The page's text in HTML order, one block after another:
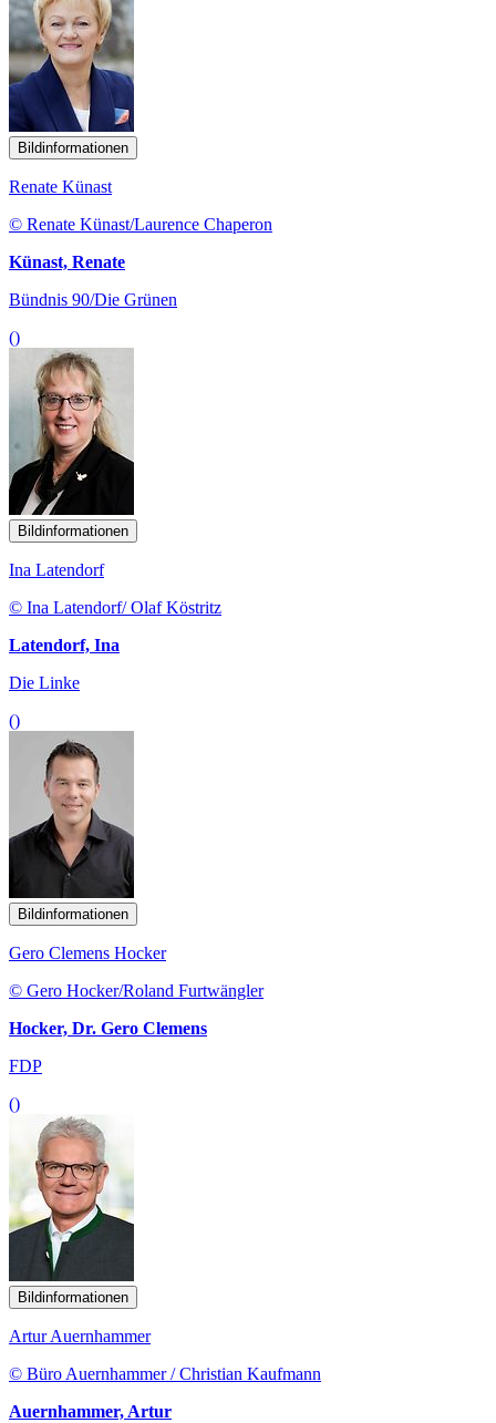
Bildinformationen
Renate Künast
© Renate Künast/Laurence Chaperon
Künast, Renate
Bündnis 90/Die Grünen
()
Bildinformationen
Ina Latendorf
© Ina Latendorf/ Olaf Köstritz
Latendorf, Ina
Die Linke
()
Bildinformationen
Gero Clemens Hocker
© Gero Hocker/Roland Furtwängler
Hocker, Dr. Gero Clemens
FDP
()
Bildinformationen
Artur Auernhammer
© Büro Auernhammer / Christian Kaufmann
Auernhammer, Artur